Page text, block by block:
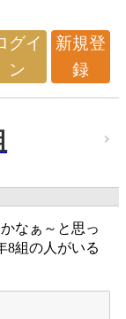
グイ
ン
新規登
録
なぁ～と思っ
8組の人がいる